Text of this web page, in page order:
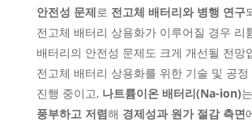
안전성 문제로 전고체 배터리와 병행 연구
전고체 배터리 상용화가 이루어질 경우 리
배터리의 안전성 문제도 크게 개선될 전망
전고체 배터리 상용화를 위한 기술 및 공정
진행 중이고, 나트륨이온 배터리(Na-ion)는
풍부하고 저렴해 경제성과 원가 절감 측면